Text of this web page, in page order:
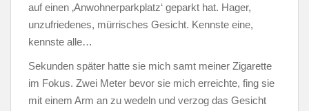
auf einen ‚Anwohnerparkplatz‘ geparkt hat. Hager,
unzufriedenes, mürrisches Gesicht. Kennste eine,
kennste alle…
Sekunden später hatte sie mich samt meiner Zigarette
im Fokus. Zwei Meter bevor sie mich erreichte, fing sie
mit einem Arm an zu wedeln und verzog das Gesicht